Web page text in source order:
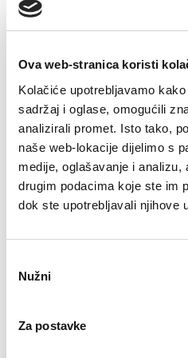
Ova web-stranica koristi
Kolačiće upotrebljavamo
sadržaj i oglase, omogućili
analizirali promet. Isto tako,
naše web-lokacije dijelimo s
medije, oglašavanje i analizu,
drugim podacima koje ste im
dok ste upotrebljavali njihove
pristanka
Nužni
Za postavke
Učitajte svoj životopis
Maksimalna veličina